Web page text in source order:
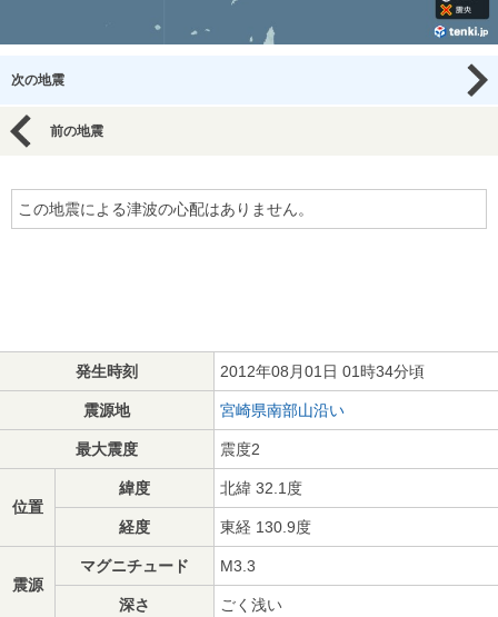
次の地震
前の地震
この地震による津波の心配はありません。
発生時刻 2012年08月01日 01時34分頃
震源地 宮崎県南部山沿い
最大震度 震度2
位置
緯度 北緯 32.1度
経度 東経 130.9度
震源
マグニチュード M3.3
深さ ごく浅い